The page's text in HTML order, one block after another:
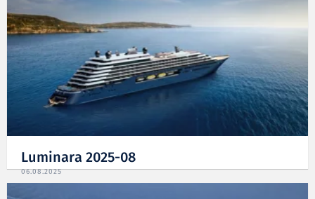
Luminara 2025-08
06.08.2025